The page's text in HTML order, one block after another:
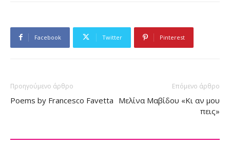
Facebook Twitter Pinterest
Προηγούμενο άρθρο
Poems by Francesco Favetta
Επόμενο άρθρο
Μελίνα Μαβίδου «Κι αν μου
πεις»